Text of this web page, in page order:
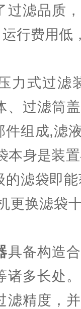
过滤品质
行费用低
力式过滤
、过滤筒
件组成,滤
本身是装
的滤袋即
更换滤袋
具备构造
诸多长处
滤精度，